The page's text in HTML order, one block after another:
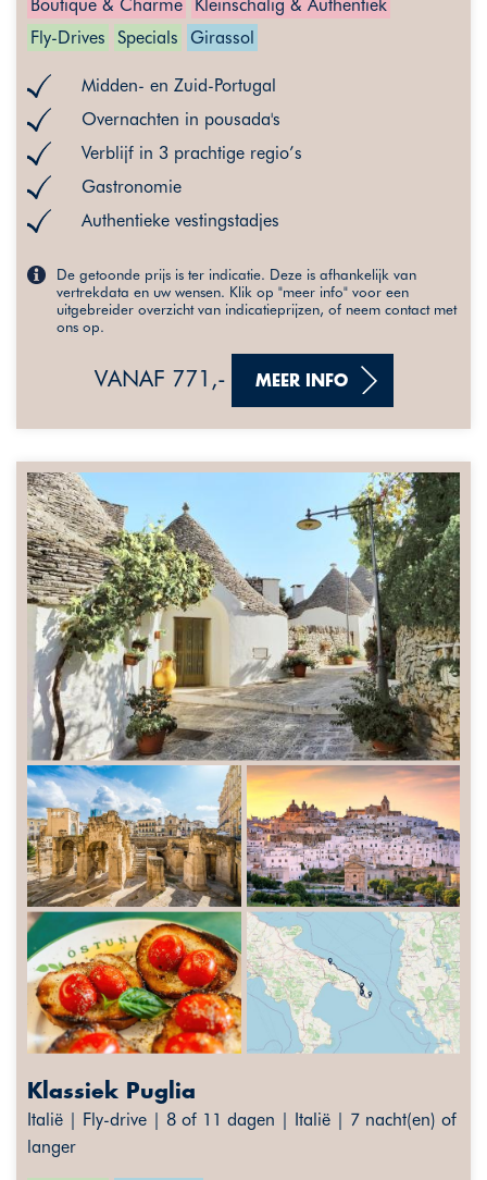
Boutique & Charme
Kleinschalig & Authentiek
Fly-Drives
Specials Girassol
Midden- en Zuid-Portugal
Overnachten in pousada's
Verblijf in 3 prachtige regio’s
Gastronomie
Authentieke vestingstadjes
De getoonde prijs is ter indicatie. Deze is afhankelijk van
vertrekdata en uw wensen. Klik op "meer info" voor een
uitgebreider overzicht van indicatieprijzen, of neem contact met
ons op.
VANAF 771,- MEER INFO
Klassiek Puglia
Italië | Fly-drive | 8 of 11 dagen | Italië | 7 nacht(en) of
langer